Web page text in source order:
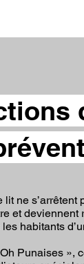
ne s’arrêtent
et deviennent
les habitants
Punaises »,